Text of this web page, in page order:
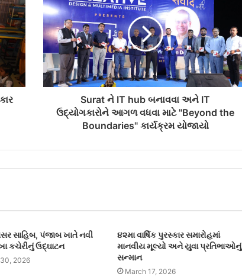
Surat ને IT hub બનાવવા અને IT
ઉદ્યોગકારોને આગળ વધવા માટે "Beyond the
Boundaries" કાર્યક્રમ યોજાયો
સાહિબ, પંજાબ ખાતે નવી
કચેરીનું ઉદ્ઘાટન
2026
૪૨મા વાર્ષિક પુરસ્કાર સમારોહમાં
માનવીય મૂલ્યો અને યુવા પ્રતિભાઓનું
સન્માન
March 17, 2026